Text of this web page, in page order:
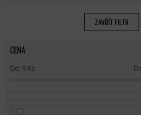
ZAVŘÍT FILTR
CENA
9 Kč